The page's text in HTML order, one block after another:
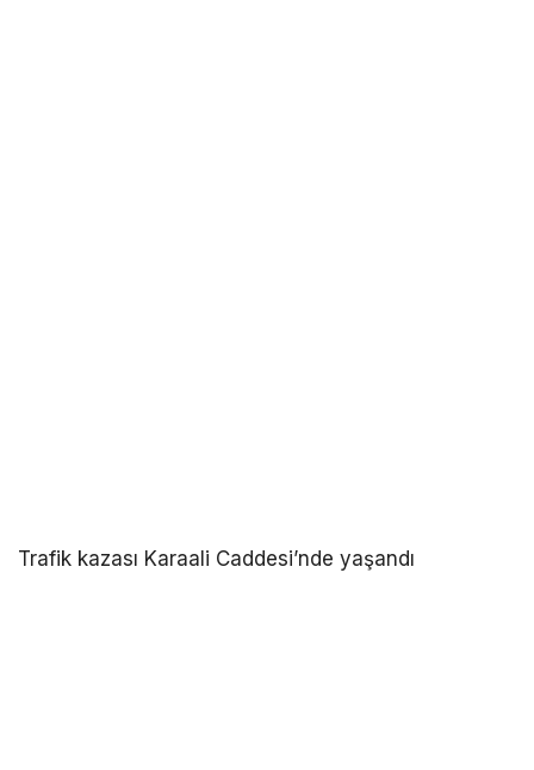
Trafik kazası Karaali Caddesi’nde yaşandı